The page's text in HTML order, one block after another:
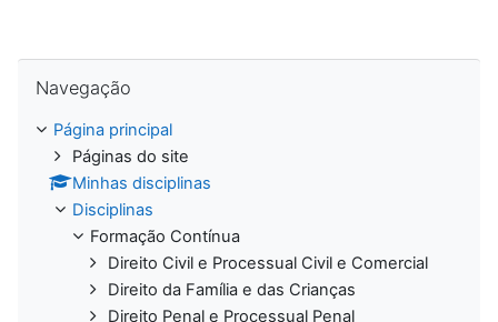
Navegação
Página principal
Páginas do site
Minhas disciplinas
Disciplinas
Formação Contínua
Direito Civil e Processual Civil e Comercial
Direito da Família e das Crianças
Direito Penal e Processual Penal